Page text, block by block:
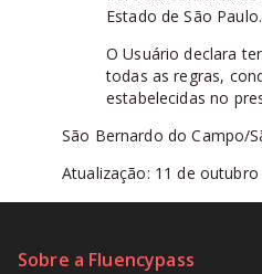
Estado de São Paulo.
O Usuário declara
todas as regras,
estabelecidas no
São Bernardo do Campo/
Atualização: 11 de outubro
Sobre a Fluencypass